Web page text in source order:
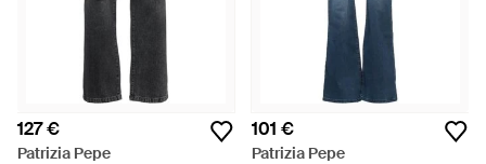
127 €
Patrizia Pepe
101 €
Patrizia Pepe